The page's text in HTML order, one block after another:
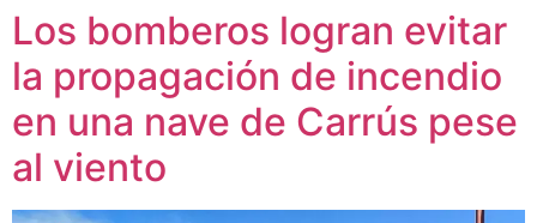
Los bomberos logran evitar
la propagación de incendio
en una nave de Carrús pese
al viento